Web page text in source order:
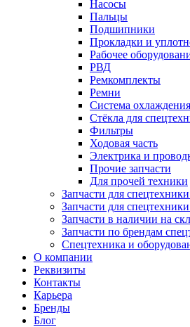
Насосы
Пальцы
Подшипники
Прокладки и
Рабочее
РВД
Ремкомплекты
Ремни
Система охлаждения
Стёкла для
Фильтры
Ходовая часть
Электрика и
Прочие запчасти
Для прочей техники
Запчасти для
Запчасти для
Запчасти в наличии на
Запчасти по брендам
Спецтехника и
О компании
Реквизиты
Контакты
Карьера
Бренды
Блог